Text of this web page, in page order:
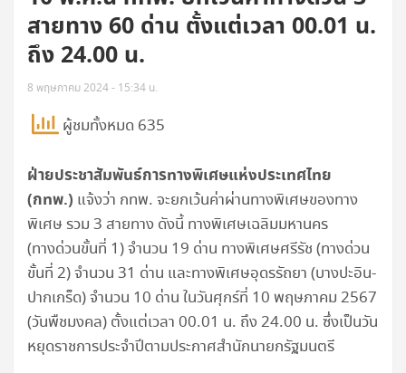
สายทาง 60 ด่าน ตั้งแต่เวลา 00.01 น.
ถึง 24.00 น.
8 พฤษภาคม 2024 - 15:34 น.
ผู้ชมทั้งหมด 635
ฝ่ายประชาสัมพันธ์การทางพิเศษแห่งประเทศไทย
(กทพ.) แจ้งว่า กทพ. จะยกเว้นค่าผ่านทางพิเศษของทาง
พิเศษ รวม 3 สายทาง ดังนี้ ทางพิเศษเฉลิมมหานคร
(ทางด่วนขั้นที่ 1) จำนวน 19 ด่าน ทางพิเศษศรีรัช (ทางด่วน
ขั้นที่ 2) จำนวน 31 ด่าน และทางพิเศษอุดรรัถยา (บางปะอิน-
ปากเกร็ด) จำนวน 10 ด่าน ในวันศุกร์ที่ 10 พฤษภาคม 2567
(วันพืชมงคล) ตั้งแต่เวลา 00.01 น. ถึง 24.00 น. ซึ่งเป็นวัน
หยุดราชการประจำปีตามประกาศสำนักนายกรัฐมนตรี